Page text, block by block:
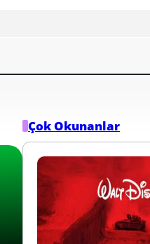
Çok Okunanlar